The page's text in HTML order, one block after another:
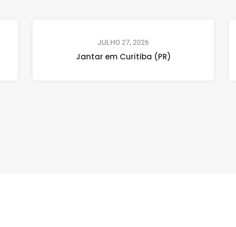
JULHO 27, 2026
Jantar em Curitiba (PR)